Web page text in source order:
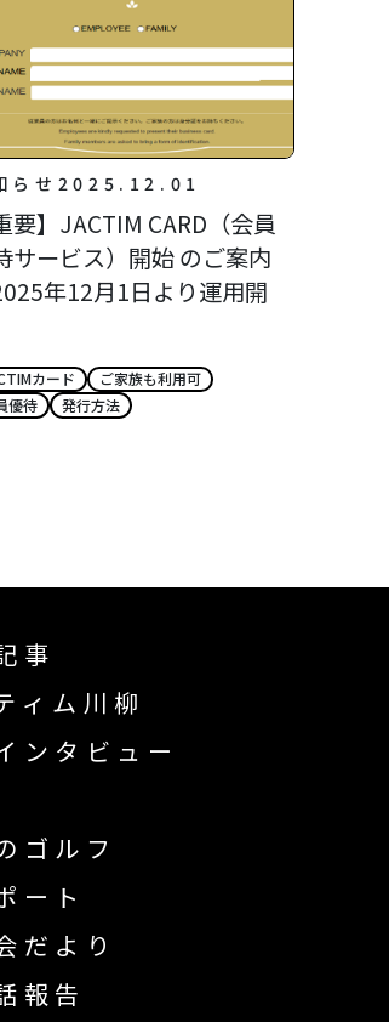
らせ 2025.12.01
要】JACTIM CARD（会員
サービス）開始 のご案内
年12月1日より運用開
カード
ご家族も利用可
優待
発行方法
事
ィム川柳
ンタビュー
ゴルフ
ート
だより
報告